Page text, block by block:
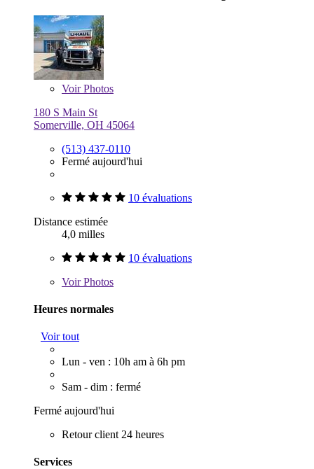
VoirPhotos
180 S Main St
Somerville, OH 45064
(513) 437-0110
Fermé aujourd'hui
10 évaluations
Distance estimée
4,0 milles
10 évaluations
VoirPhotos
Heures normales
Voir tout
Lun - ven : 10h am à 6h pm
Sam - dim : fermé
Fermé aujourd'hui
Retour client 24 heures
Services